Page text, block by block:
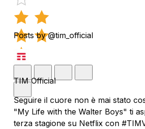
Posts by @tim_official
TIM Official
Seguire il cuore non è mai stato
"My Life with the Walter Boys" ti
terza stagione su Netflix con